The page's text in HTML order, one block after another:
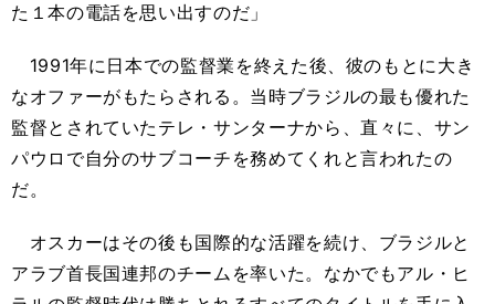
た１本の電話を思い出すのだ」
1991年に日本での監督業を終えた後、彼のもとに大き
なオファーがもたらされる。当時ブラジルの最も優れた
監督とされていたテレ・サンターナから、直々に、サン
パウロで自分のサブコーチを務めてくれと言われたの
だ。
オスカーはその後も国際的な活躍を続け、ブラジルと
アラブ首長国連邦のチームを率いた。なかでもアル・ヒ